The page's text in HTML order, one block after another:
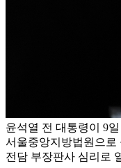
윤석열 전 대통령이 9
서울중앙지방법원으로
전담 부장판사 심리로